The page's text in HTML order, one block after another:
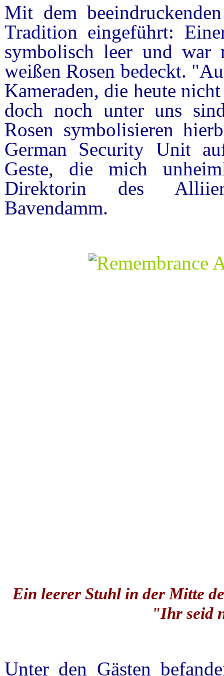
Mit dem
Tradition eingeführt:
symbolisch leer und
weißen Rosen bedeckt.
Kameraden, die heute
doch noch unter uns
Rosen symbolisieren
German Security Unit
Geste, die mich
Direktorin des
Bavendamm.
Ein leerer Stuhl in der Mitte
"Ihr seid
Unter den Gästen